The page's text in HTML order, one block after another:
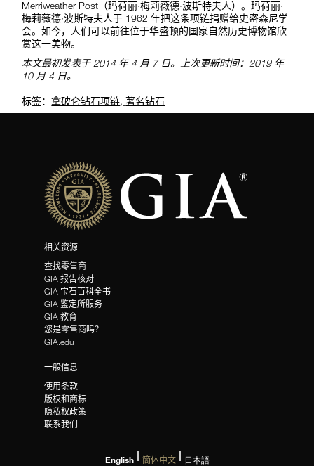
Merriweather Post（玛荷丽·梅莉薇德·波斯特夫人）。玛荷丽·
梅莉薇德·波斯特夫人于 1962 年把这条项链捐赠给史密森尼学
会。如今，人们可以前往位于华盛顿的国家自然历史博物馆欣
赏这一美物。
本文最初发表于 2014 年 4 月 7 日。上次更新时间：2019 年
10 月 4 日。
标签：拿破仑钻石项链,著名钻石
相关资源
查找零售商
GIA 报告核对
GIA 宝石百科全书
GIA 鉴定所服务
GIA 教育
您是零售商吗？
GIA.edu
一般信息
使用条款
版权和商标
隐私权政策
联系我们
English 簡体中文 日本語